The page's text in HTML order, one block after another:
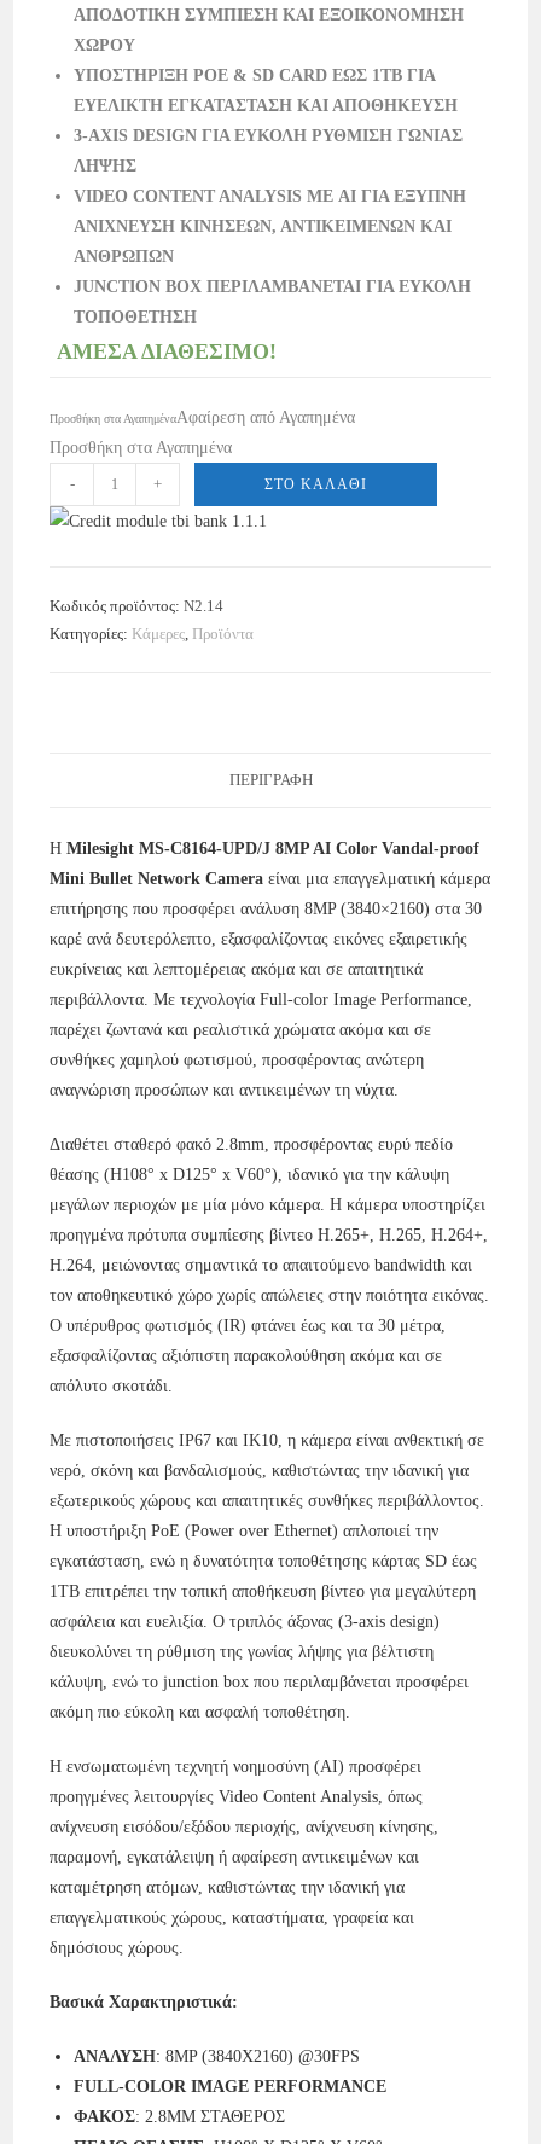
ΑΠΟΔΟΤΙΚΗ ΣΥΜΠΙΕΣΗ ΚΑΙ ΕΞΟΙΚΟΝΟΜΗΣΗ
ΧΩΡΟΥ
ΥΠΟΣΤΗΡΙΞΗ POE & SD CARD ΕΩΣ 1TB ΓΙΑ
ΕΥΕΛΙΚΤΗ ΕΓΚΑΤΑΣΤΑΣΗ ΚΑΙ ΑΠΟΘΗΚΕΥΣΗ
3-AXIS DESIGN ΓΙΑ ΕΥΚΟΛΗ ΡΥΘΜΙΣΗ ΓΩΝΙΑΣ
ΛΗΨΗΣ
VIDEO CONTENT ANALYSIS ΜΕ AI ΓΙΑ ΕΞΥΠΝΗ
ΑΝΙΧΝΕΥΣΗ ΚΙΝΗΣΕΩΝ, ΑΝΤΙΚΕΙΜΕΝΩΝ ΚΑΙ
ΑΝΘΡΩΠΩΝ
JUNCTION BOX ΠΕΡΙΛΑΜΒΑΝΕΤΑΙ ΓΙΑ ΕΥΚΟΛΗ
ΤΟΠΟΘΕΤΗΣΗ
ΑΜΕΣΑ ΔΙΑΘΕΣΙΜΟ!
Προσθήκη στα ΑγαπημέναΑφαίρεση από Αγαπημένα
Προσθήκη στα Αγαπημένα
-
+ ΣΤΟ ΚΑΛΆΘΙ
Κωδικός προϊόντος:N2.14
Κατηγορίες: Κάμερες, Προϊόντα
ΠΕΡΙΓΡΑΦΉ
ΗMilesight MS-C8164-UPD/J 8MP AI Color Vandal-proof
Mini Bullet Network Camera είναι μια επαγγελματική κάμερα
επιτήρησης που προσφέρει ανάλυση 8MP (3840×2160) στα 30
καρέ ανά δευτερόλεπτο, εξασφαλίζοντας εικόνες εξαιρετικής
ευκρίνειας και λεπτομέρειας ακόμα και σε απαιτητικά
περιβάλλοντα. Με τεχνολογία Full-color Image Performance,
παρέχει ζωντανά και ρεαλιστικά χρώματα ακόμα και σε
συνθήκες χαμηλού φωτισμού, προσφέροντας ανώτερη
αναγνώριση προσώπων και αντικειμένων τη νύχτα.
Διαθέτει σταθερό φακό 2.8mm, προσφέροντας ευρύ πεδίο
θέασης (H108° x D125° x V60°), ιδανικό για την κάλυψη
μεγάλων περιοχών με μία μόνο κάμερα. Η κάμερα υποστηρίζει
προηγμένα πρότυπα συμπίεσης βίντεο H.265+, H.265, H.264+,
H.264, μειώνοντας σημαντικά το απαιτούμενο bandwidth και
τον αποθηκευτικό χώρο χωρίς απώλειες στην ποιότητα εικόνας.
Ο υπέρυθρος φωτισμός (IR) φτάνει έως και τα 30 μέτρα,
εξασφαλίζοντας αξιόπιστη παρακολούθηση ακόμα και σε
απόλυτο σκοτάδι.
Με πιστοποιήσεις IP67 και IK10, η κάμερα είναι ανθεκτική σε
νερό, σκόνη και βανδαλισμούς, καθιστώντας την ιδανική για
εξωτερικούς χώρους και απαιτητικές συνθήκες περιβάλλοντος.
Η υποστήριξη PoE (Power over Ethernet) απλοποιεί την
εγκατάσταση, ενώ η δυνατότητα τοποθέτησης κάρτας SD έως
1TB επιτρέπει την τοπική αποθήκευση βίντεο για μεγαλύτερη
ασφάλεια και ευελιξία. Ο τριπλός άξονας (3-axis design)
διευκολύνει τη ρύθμιση της γωνίας λήψης για βέλτιστη
κάλυψη, ενώ το junction box που περιλαμβάνεται προσφέρει
ακόμη πιο εύκολη και ασφαλή τοποθέτηση.
Η ενσωματωμένη τεχνητή νοημοσύνη (AI) προσφέρει
προηγμένες λειτουργίες Video Content Analysis, όπως
ανίχνευση εισόδου/εξόδου περιοχής, ανίχνευση κίνησης,
παραμονή, εγκατάλειψη ή αφαίρεση αντικειμένων και
καταμέτρηση ατόμων, καθιστώντας την ιδανική για
επαγγελματικούς χώρους, καταστήματα, γραφεία και
δημόσιους χώρους.
Βασικά Χαρακτηριστικά:
ΑΝΑΛΥΣΗ: 8MP (3840X2160) @30FPS
FULL-COLOR IMAGE PERFORMANCE
ΦΑΚΟΣ: 2.8MM ΣΤΑΘΕΡΟΣ